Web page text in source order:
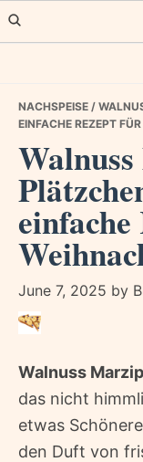
Skip
to
Skip
to
Skip
to
NACHSPEISE /
EINFACHE REZEPT
June 7, 2025 by
Walnuss
das nicht
etwas
den Duft von